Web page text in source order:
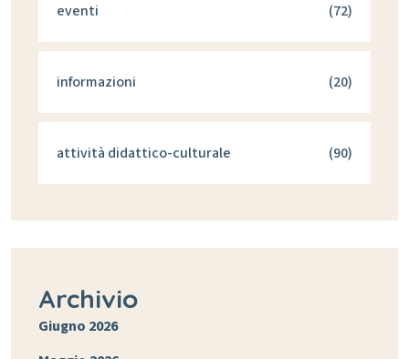
eventi (72)
informazioni (20)
attività didattico-culturale (90)
Archivio
Giugno 2026